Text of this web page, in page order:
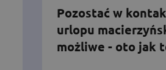
Pozostać w
urlopu
możliwe - oto jak